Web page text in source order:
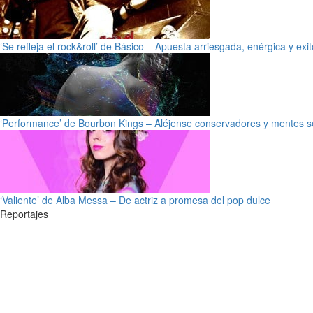
‘Se refleja el rock&roll’ de Básico – Apuesta arriesgada, enérgica y
‘Performance’ de Bourbon Kings – Aléjense conservadores y mentes
‘Valiente’ de Alba Messa – De actriz a promesa del pop dulce
Reportajes